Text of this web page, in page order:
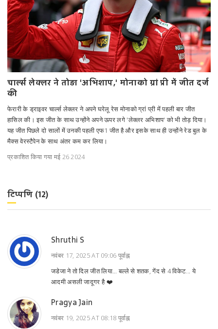
चार्ल्स लेक्लर ने तोड़ा 'अभिशाप,' मोनाको ग्रां प्री में जीत दर्ज
की
फेरारी के ड्राइवर चार्ल्स लेक्लर ने अपने घरेलू रेस मोनाको ग्रां प्री में पहली बार जीत
हासिल की। इस जीत के साथ उन्होंने अपने ऊपर लगे 'लेक्लर अभिशाप' को भी तोड़ दिया।
यह जीत पिछले दो सालों में उनकी पहली एफ1 जीत है और इसके साथ ही उन्होंने रेड बुल के
मैक्स वेरस्टैपेन के साथ अंतर कम कर लिया।
प्रकाशित किया गया मई 26 2024
टिप्पणि (12)
Shruthi S
नवंबर 17, 2025 AT 09:06 पूर्वाह्न
जडेजा ने तो दिल जीत लिया... बल्ले से शतक, गेंद से 4 विकेट... ये
आदमी असली जादूगर है ❤️
Pragya Jain
नवंबर 19, 2025 AT 08:18 पूर्वाह्न